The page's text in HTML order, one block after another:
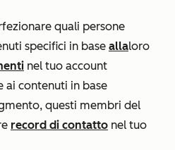
quali persone
specifici in base allaloro
nel tuo account
ai contenuti in base
questi membri del
record di contatto nel tuo